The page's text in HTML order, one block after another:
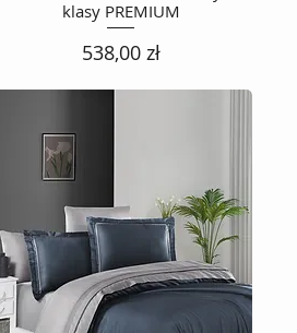
klasy PREMIUM
Cena
538,00 zł